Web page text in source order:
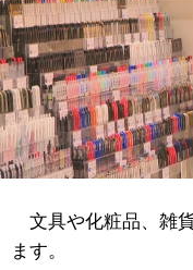
文具や化粧品、雑
ます。